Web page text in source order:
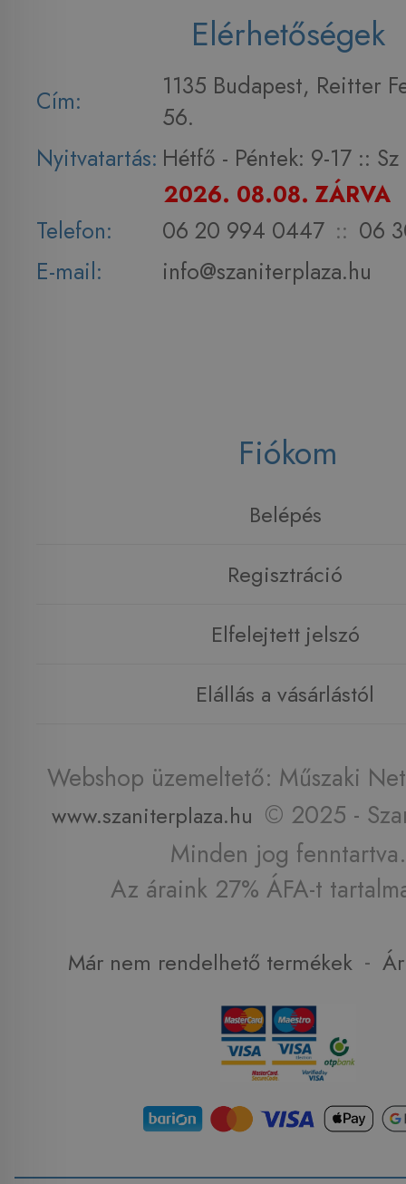
Elérhetőségek
Cím:
1135 Budapest, Reitter
56.
Nyitvatartás: Hétfő - Péntek: 9-17 :: Sz
2026. 08.08. ZÁRVA
Telefon:
06 20 994 0447 :: 06
E-mail:
info@szaniterplaza.hu
Fiókom
Belépés
Regisztráció
Elfelejtett jelszó
Elállás a vásárlástól
Webshop üzemeltető: Műszaki
www.szaniterplaza.hu © 2025 -
Minden jog fenntartva.
Az áraink 27% ÁFA-t
Már nem rendelhető termékek -